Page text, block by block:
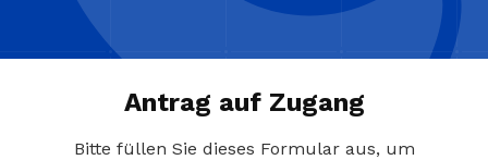
Antrag auf Zugang
Bitte füllen Sie dieses Formular aus, um